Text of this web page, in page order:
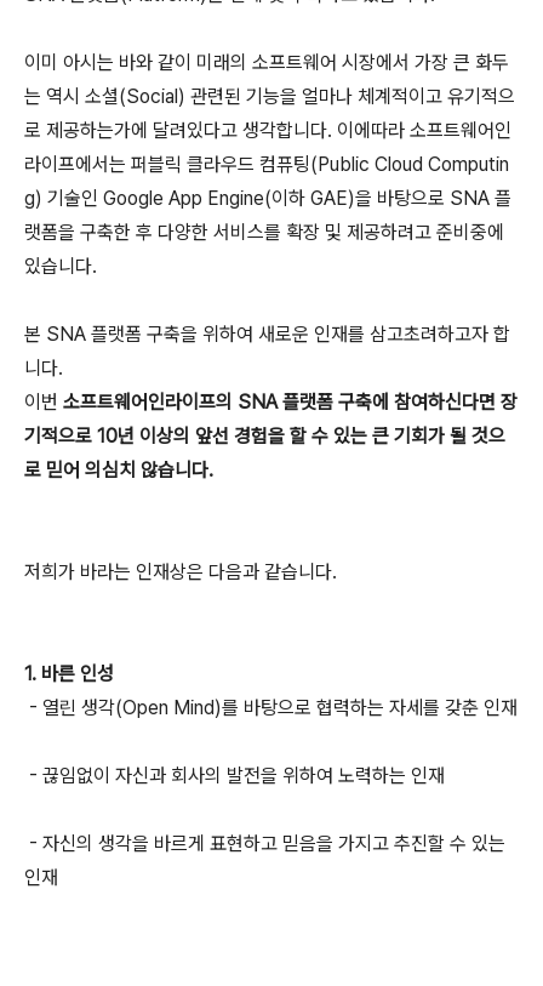
이미 아시는 바와 같이 미래의 소프트웨어 시장에서 가장 큰 화두
는 역시 소셜(Social) 관련된 기능을 얼마나 체계적이고 유기적으
로 제공하는가에 달려있다고 생각합니다. 이에따라 소프트웨어인
라이프에서는 퍼블릭 클라우드 컴퓨팅(Public Cloud Computin
g) 기술인 Google App Engine(이하 GAE)을 바탕으로 SNA 플
랫폼을 구축한 후 다양한 서비스를 확장 및 제공하려고 준비중에
있습니다.
본 SNA 플랫폼 구축을 위하여 새로운 인재를 삼고초려하고자 합
니다.
이번 소프트웨어인라이프의 SNA 플랫폼 구축에 참여하신다면 장
기적으로 10년 이상의 앞선 경험을 할 수 있는 큰 기회가 될 것으
로 믿어 의심치 않습니다.
저희가 바라는 인재상은 다음과 같습니다.
1. 바른 인성
- 열린 생각(Open Mind)를 바탕으로 협력하는 자세를 갖춘 인재
- 끊임없이 자신과 회사의 발전을 위하여 노력하는 인재
- 자신의 생각을 바르게 표현하고 믿음을 가지고 추진할 수 있는
인재